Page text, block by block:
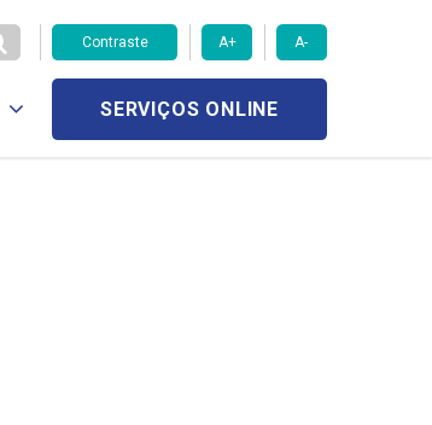
Contraste A+ A-
SERVIÇOS ONLINE